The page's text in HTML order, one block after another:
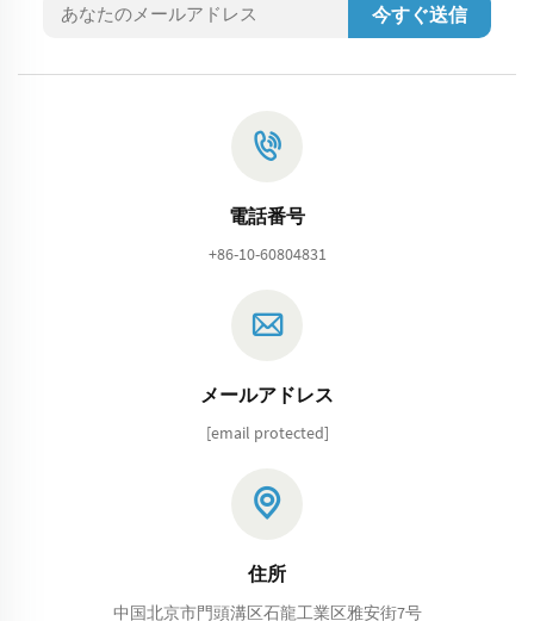
今すぐ送信
電話番号
+86-10-60804831
メールアドレス
[email protected]
住所
中国北京市門頭溝区石龍工業区雅安街7号